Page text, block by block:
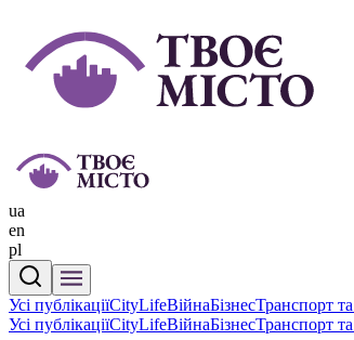
ua
en
pl
Усі публікаціїCityLifeВійнаБізнесТранспорт
Усі публікаціїCityLifeВійнаБізнесТранспорт